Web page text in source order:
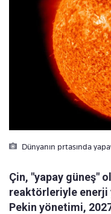
Dünyanın prtasında
Çin, "yapay güneş"
reaktörleriyle enerji
Pekin yönetimi,